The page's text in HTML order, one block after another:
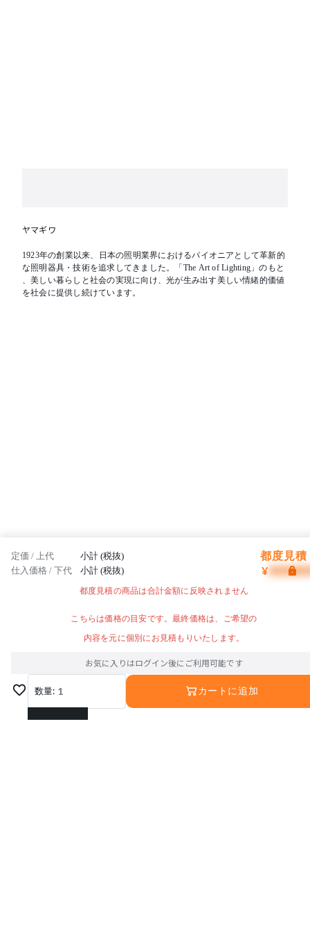
ヤマギワ
1923年の創業以来、日本の照明業界におけるパイオニアとして革新的
な照明器具・技術を追求してきました。「The Art of Lighting」のもと
、美しい暮らしと社会の実現に向け、光が生み出す美しい情緒的価値
を社会に提供し続けています。
定価 / 上代 小計 (税抜) 都度見積
仕入価格 / 下代 小計 (税抜) ¥
都度見積の商品は合計金額に反映されません
こちらは価格の目安です。最終価格は、ご希望の
内容を元に個別にお見積もりいたします。
お気に入りはログイン後にご利用可能です
数量: 1
1
カートに追加